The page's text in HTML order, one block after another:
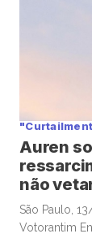
Auren
não
São Paulo,
Votorantim